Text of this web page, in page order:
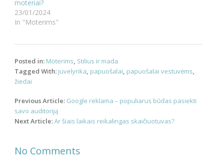
moteriai?
23/01/2024
In "Moterims"
Posted in: Moterims Stilius ir mada
Tagged With: juvelyrika papuošalai papuošalai vestuvėms
žiedai
Post
navigation
Previous Article: Google reklama – populiarus būdas pasiekti
savo auditoriją
Next Article:Ar šiais laikais reikalingas skaičiuotuvas?
No Comments